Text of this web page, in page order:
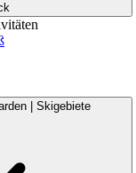
| Skigebiete